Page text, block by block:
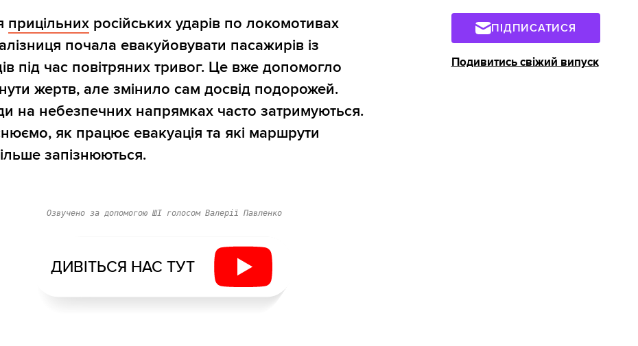
прицільних російських ударів по локомотивах
почала евакуйовувати пасажирів із
під час повітряних тривог. Це вже допомогло
жертв, але змінило сам досвід подорожей.
на небезпечних напрямках часто затримуються.
як працює евакуація та які маршрути
запізнюються.
Озвучено за допомогою ШІ голосом Валерії Павленко
ДИВІТЬСЯ НАС ТУТ
ПІДПИСАТИСЯ
Подивитись свіжий випуск